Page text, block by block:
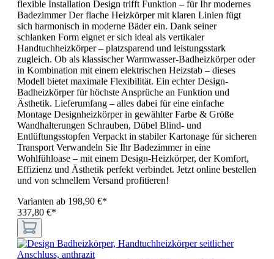
flexible Installation Design trifft Funktion – für Ihr modernes
Badezimmer Der flache Heizkörper mit klaren Linien fügt
sich harmonisch in moderne Bäder ein. Dank seiner
schlanken Form eignet er sich ideal als vertikaler
Handtuchheizkörper – platzsparend und leistungsstark
zugleich. Ob als klassischer Warmwasser-Badheizkörper oder
in Kombination mit einem elektrischen Heizstab – dieses
Modell bietet maximale Flexibilität. Ein echter Design-
Badheizkörper für höchste Ansprüche an Funktion und
Ästhetik. Lieferumfang – alles dabei für eine einfache
Montage Designheizkörper in gewählter Farbe & Größe
Wandhalterungen Schrauben, Dübel Blind- und
Entlüftungsstopfen Verpackt in stabiler Kartonage für sicheren
Transport Verwandeln Sie Ihr Badezimmer in eine
Wohlfühloase – mit einem Design-Heizkörper, der Komfort,
Effizienz und Ästhetik perfekt verbindet. Jetzt online bestellen
und von schnellem Versand profitieren!
Varianten ab 198,90 €*
337,80 €*